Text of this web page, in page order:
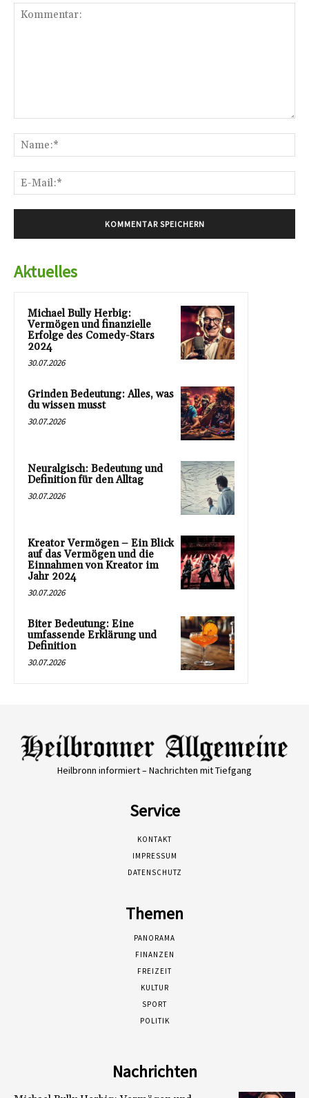
Aktuelles
Michael Bully Herbig:
Vermögen und finanzielle
Erfolge des Comedy-Stars
2024
30.07.2026
Grinden Bedeutung: Alles, was
du wissen musst
30.07.2026
Neuralgisch: Bedeutung und
Definition für den Alltag
30.07.2026
Kreator Vermögen – Ein Blick
auf das Vermögen und die
Einnahmen von Kreator im
Jahr 2024
30.07.2026
Biter Bedeutung: Eine
umfassende Erklärung und
Definition
30.07.2026
Heilbronn informiert – Nachrichten mit Tiefgang
Service
KONTAKT
IMPRESSUM
DATENSCHUTZ
Themen
PANORAMA
FINANZEN
FREIZEIT
KULTUR
SPORT
POLITIK
Nachrichten